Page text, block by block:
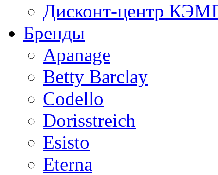
Дисконт-центр
Бренды
Apanage
Betty Barclay
Codello
Dorisstreich
Esisto
Eterna